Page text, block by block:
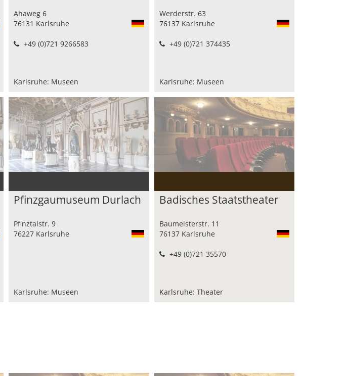
Ahaweg 6
76131 Karlsruhe
+49 (0)721 9266583
Karlsruhe: Museen
Werderstr. 63
76137 Karlsruhe
+49 (0)721 374435
Karlsruhe: Museen
Pfinzgaumuseum Durlach
Pfinztalstr. 9
76227 Karlsruhe
Karlsruhe: Museen
Badisches Staatstheater
Baumeisterstr. 11
76137 Karlsruhe
+49 (0)721 35570
Karlsruhe: Theater